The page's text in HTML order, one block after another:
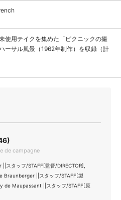
使用テイクを集めた「ピクニックの撮
ーサル風景（1962年制作）を収録（計
de campagne
スタッフ/STAFF[監督/DIRECTOR],
Braunberger ||スタッフ/STAFF[製
de Maupassant ||スタッフ/STAFF[原